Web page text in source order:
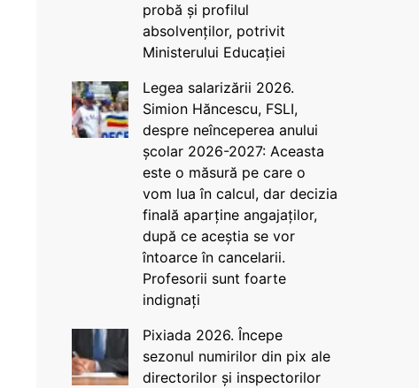
probă și profilul
absolvenților, potrivit
Ministerului Educației
Legea salarizării 2026.
Simion Hăncescu, FSLI,
despre neînceperea anului
școlar 2026-2027: Aceasta
este o măsură pe care o
vom lua în calcul, dar decizia
finală aparține angajaților,
după ce aceștia se vor
întoarce în cancelarii.
Profesorii sunt foarte
indignați
Pixiada 2026. Începe
sezonul numirilor din pix ale
directorilor și inspectorilor